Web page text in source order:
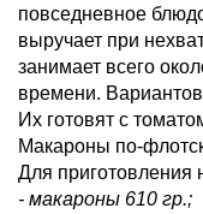
повседневное
выручает при
занимает всего
времени.
Их готовят с
Макароны по-
Для
- макароны 610 гр.;